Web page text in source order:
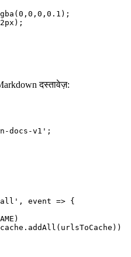
( 0 , 0 , 0 , 0.1 );
px );
दस्तावेज़:
docs-v1' ;
, event => {
)
cache. addAll (urlsToCache))